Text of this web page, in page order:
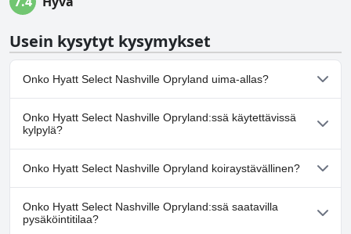
Usein kysytyt kysymykset
Onko Hyatt Select Nashville Opryland uima-allas?
Kyllä, Hyatt Select Nashville Opryland:ssä on uima-allas/altaita,
jotka kuuluvat yhteen tai useampaan seuraavista luokista:
Ulkouima-allas.
Onko Hyatt Select Nashville Opryland:ssä käytettävissä
kylpylä?
Ei, Hyatt Select Nashville Opryland ei tarjoa kylpylää.
Onko Hyatt Select Nashville Opryland koiraystävällinen?
Ei, Hyatt Select Nashville Opryland ei salli koiria.
Onko Hyatt Select Nashville Opryland:ssä saatavilla
pysäköintitilaa?